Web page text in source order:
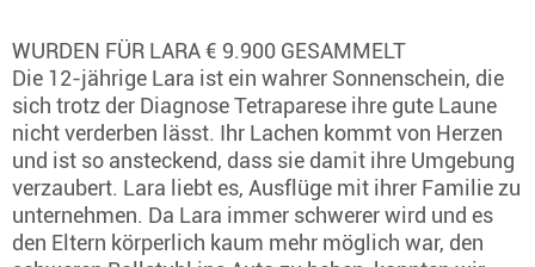
WURDEN FÜR LARA € 9.900 GESAMMELT
Die 12-jährige Lara ist ein wahrer Sonnenschein, die
sich trotz der Diagnose Tetraparese ihre gute Laune
nicht verderben lässt. Ihr Lachen kommt von Herzen
und ist so ansteckend, dass sie damit ihre Umgebung
verzaubert. Lara liebt es, Ausflüge mit ihrer Familie zu
unternehmen. Da Lara immer schwerer wird und es
den Eltern körperlich kaum mehr möglich war, den